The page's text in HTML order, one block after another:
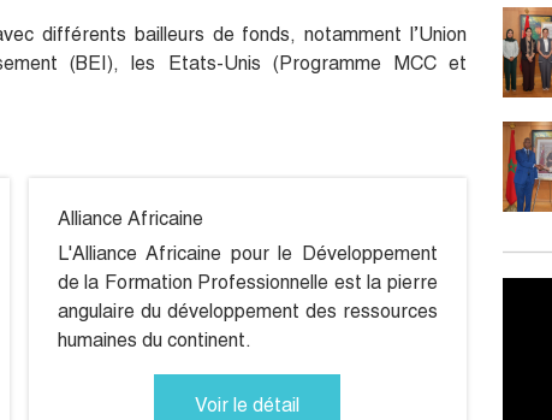
différents bailleurs de fonds, notamment l’Union
(BEI), les Etats-Unis (Programme MCC et
Alliance Africaine
L'Alliance Africaine pour le Développement
de la Formation Professionnelle est la pierre
angulaire du développement des ressources
humaines du continent.
Voir le détail